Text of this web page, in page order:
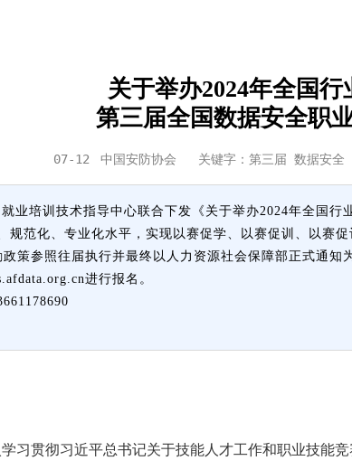
关于举办2024年全国
第三届全国数据安全职
07-12 中国安防协会 关键字：第三届 数据
业培训技术指导中心联合下发《关于举办2024年全国
规范化、专业化水平，实现以赛促学、以赛促训、以赛
策参照往届执行并最终以人力资源社会保障部正式通知
进行报名。
贯彻习近平总书记关于技能人才工作和职业技能